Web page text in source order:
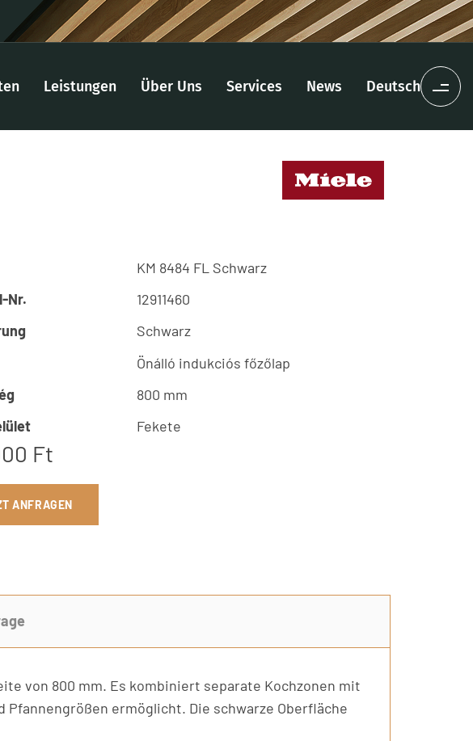
Leistungen Über Uns Services News Deutsch
KM 8484 FL Schwarz
Nr.
12911460
Schwarz
Önálló indukciós főzőlap
800 mm
Fekete
Ft
ANFRAGEN
von 800 mm. Es kombiniert separate Kochzonen mit
ermöglicht. Die schwarze Oberfläche